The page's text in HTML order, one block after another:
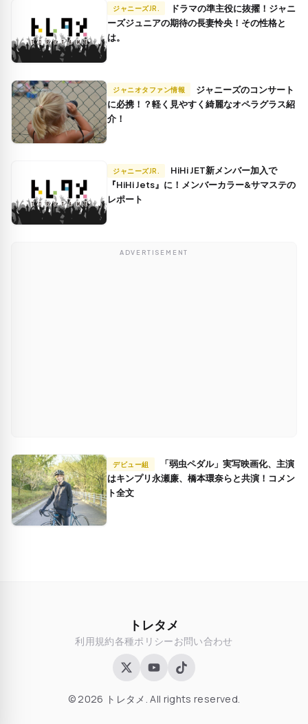
ジャニーズJR.
ーズジュニアの期待の長妻怜央！その性格と
は。
ジャニオタファン情報
に必携！？軽く見やすく綺麗なオペラグラス紹
介！
ジャニーズJR.
『HiHi Jets』に！メンバーカラー&サマステの
レポート
ADVERTISEMENT
デビュー組
はキンプリ永瀬廉、橋本環奈らと共演！コメン
ト全文
トレタメ
利用規約各種ポリシーお問い合わせ
© 2026 トレタメ. All rights reserved.